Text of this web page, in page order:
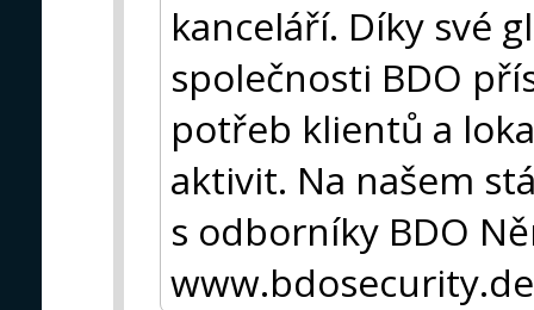
kanceláří. Díky své
společnosti BDO
potřeb klientů a
aktivit. Na našem
s odborníky BDO
www.bdosecurity.de